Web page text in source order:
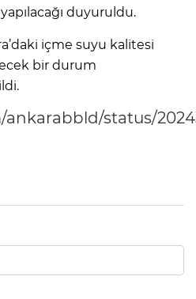
duyuruldu.
içme suyu kalitesi
bir durum
status/